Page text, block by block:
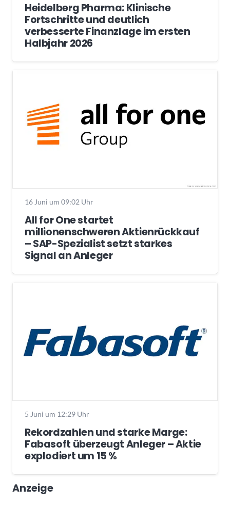
Heidelberg Pharma: Klinische
Fortschritte und deutlich
verbesserte Finanzlage im ersten
Halbjahr 2026
16 Juni um 09:02 Uhr
All for One startet
millionenschweren Aktienrückkauf
– SAP-Spezialist setzt starkes
Signal an Anleger
5 Juni um 12:29 Uhr
Rekordzahlen und starke Marge:
Fabasoft überzeugt Anleger – Aktie
explodiert um 15 %
Anzeige